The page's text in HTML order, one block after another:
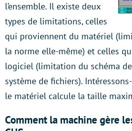
l’ensemble. Il existe deux
types de limitations, celles
qui proviennent du matériel
la norme elle-même) et celles
logiciel (limitation du schéma
système de fichiers).
le matériel calcule la taille
Comment la machine gère